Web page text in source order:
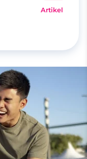
Artikel lesen